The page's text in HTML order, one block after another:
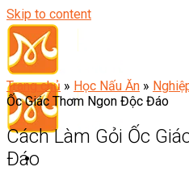
Skip to content
Trang chủ » Học Nấu Ăn »
Ốc Giác Thơm Ngon Độc Đáo
Cách Làm Gỏi Ốc
Đáo